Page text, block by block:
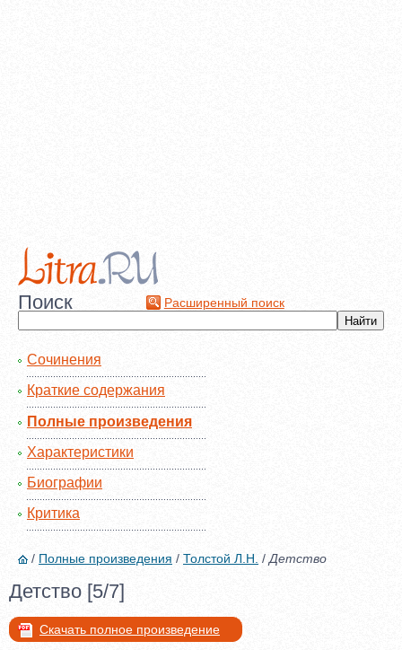
Поиск Расширенный поиск
Сочинения
Краткие содержания
Полные произведения
Характеристики
Биографии
Критика
/ Полные произведения / Толстой Л.Н. / Детство
Детство [5/7]
Скачать полное произведение